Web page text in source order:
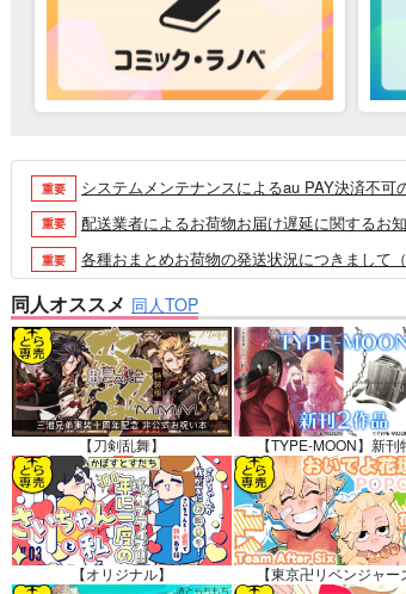
重要 システムメンテナンスによるau PAY決済不可
重要 配送業者によるお荷物お届け遅延に関するお
重要 各種おまとめお荷物の発送状況につきまして
重要 【2026/5/7より】再販投票システム・アップ
重要 【2026/4/1より】とらのあなプレミアム、新
重要 おまとめサイクル「定期便(月2)」一般会員様
重要 「とらのあな×駿河屋日本橋乙女同人誌館」
重要 【2025/12/1より】「通販ポイント⇒とらコイ
重要 個人情報保護方針の改定について（
重要 ポイント付与・管理体制改定のお知らせ（
全てのお知らせを見る
同人オススメ 同人TOP
【刀剣乱舞】 【TYPE-MOON】新刊
【オリジナル】 【東京卍リベンジャー